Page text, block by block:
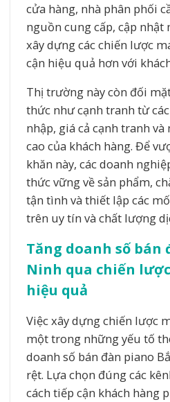
cửa hàng, nhà phân phối
nguồn cung cấp, cập nhật
xây dựng các chiến lược
cận hiệu quả hơn với
Thị trường này còn đối
thức như cạnh tranh từ
nhập, giá cả cạnh tranh
cao của khách hàng. Để
khăn này, các doanh
thức vững về sản phẩm,
tận tình và thiết lập các
trên uy tín và chất lượng
Tăng doanh số bán
Ninh qua chiến
hiệu quả
Việc xây dựng chiến lược
một trong những yếu tố
doanh số bán đàn piano
rệt. Lựa chọn đúng các
cách tiếp cận khách hàng